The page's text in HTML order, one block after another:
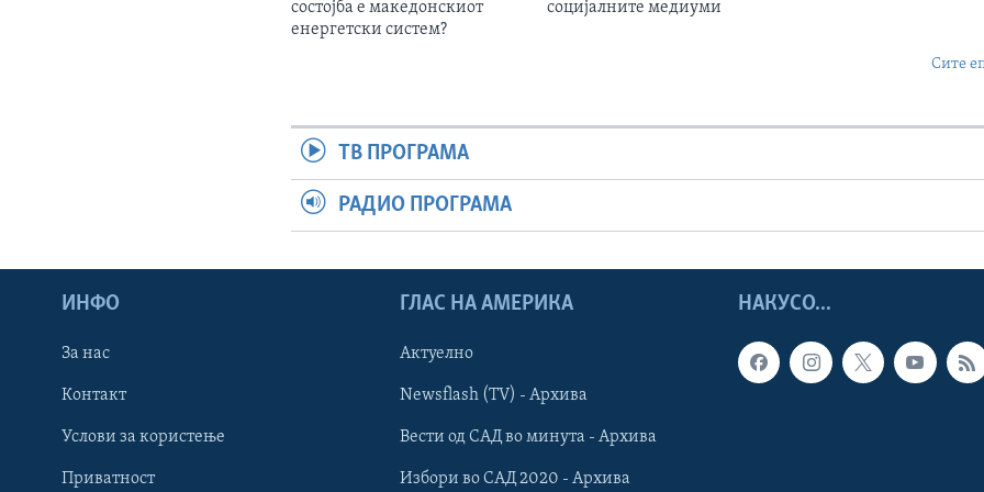
Learning English
состојба е македонскиот
енергетски систем?
социјалните медиуми
Сите
ТВ ПРОГРАМА
РАДИО ПРОГРАМА
НАКУСО...
ИНФО
За нас
Контакт
Услови за користење
Приватност
ГЛАС НА АМЕРИКА
Актуелно
Newsflash (TV) - Архива
Вести од САД во минута - Архива
Избори во САД 2020 - Архива